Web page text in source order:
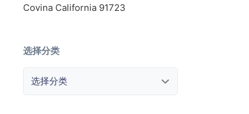
Covina California 91723
选择分类